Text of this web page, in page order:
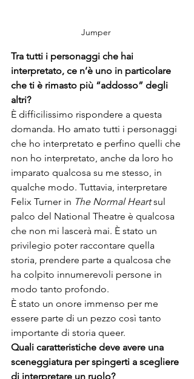
Jumper
Tra tutti i personaggi che hai
interpretato, ce n’è uno in particolare
che ti è rimasto più “addosso” degli
altri?
È difficilissimo rispondere a questa
domanda. Ho amato tutti i personaggi
che ho interpretato e perfino quelli che
non ho interpretato, anche da loro ho
imparato qualcosa su me stesso, in
qualche modo. Tuttavia, interpretare
Felix Turner in The Normal Heart sul
palco del National Theatre è qualcosa
che non mi lascerà mai. È stato un
privilegio poter raccontare quella
storia, prendere parte a qualcosa che
ha colpito innumerevoli persone in
modo tanto profondo.
È stato un onore immenso per me
essere parte di un pezzo così tanto
importante di storia queer.
Quali caratteristiche deve avere una
sceneggiatura per spingerti a scegliere
di interpretare un ruolo?